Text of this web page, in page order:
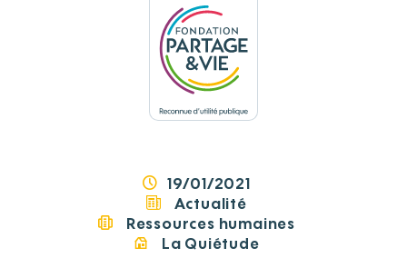
19/01/2021
Actualité
Ressources humaines
La Quiétude
Panneau de gestion des cookies